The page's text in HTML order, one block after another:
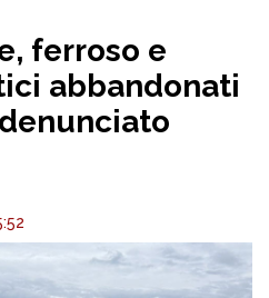
ferroso e
abbandonati